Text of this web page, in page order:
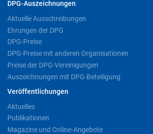
DPG-Auszeichnungen
Aktuelle Ausschreibungen
Ehrungen der DPG
DPG-Preise
DPG-Preise mit anderen Organisationen
Preise der DPG-Vereinigungen
Auszeichnungen mit DPG-Beteiligung
Veröffentlichungen
Aktuelles
Publikationen
Magazine und Online-Angebote